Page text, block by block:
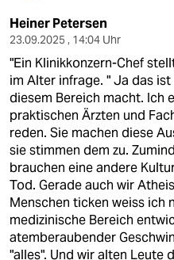
Heiner Petersen
23.09.2025 , 14:04 Uhr
"Ein Klinikkonzern-Chef
im Alter infrage. " Ja das
diesem Bereich macht. Ich
praktischen Ärzten und
reden. Sie machen diese
sie stimmen dem zu.
brauchen eine andere
Tod. Gerade auch wir
Menschen ticken weiss ich
medizinische Bereich
atemberaubender
"alles". Und wir alten Leute